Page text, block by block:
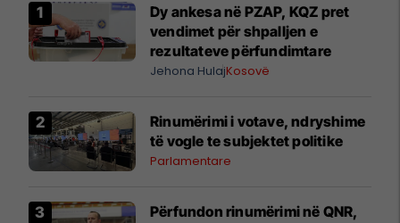
Dy ankesa në PZAP, KQZ pret
vendimet për shpalljen e
rezultateve përfundimtare
Jehona HulajKosovë
Rinumërimi i votave, ndryshime
të vogle te subjektet politike
Parlamentare
​Përfundon rinumërimi në QNR,